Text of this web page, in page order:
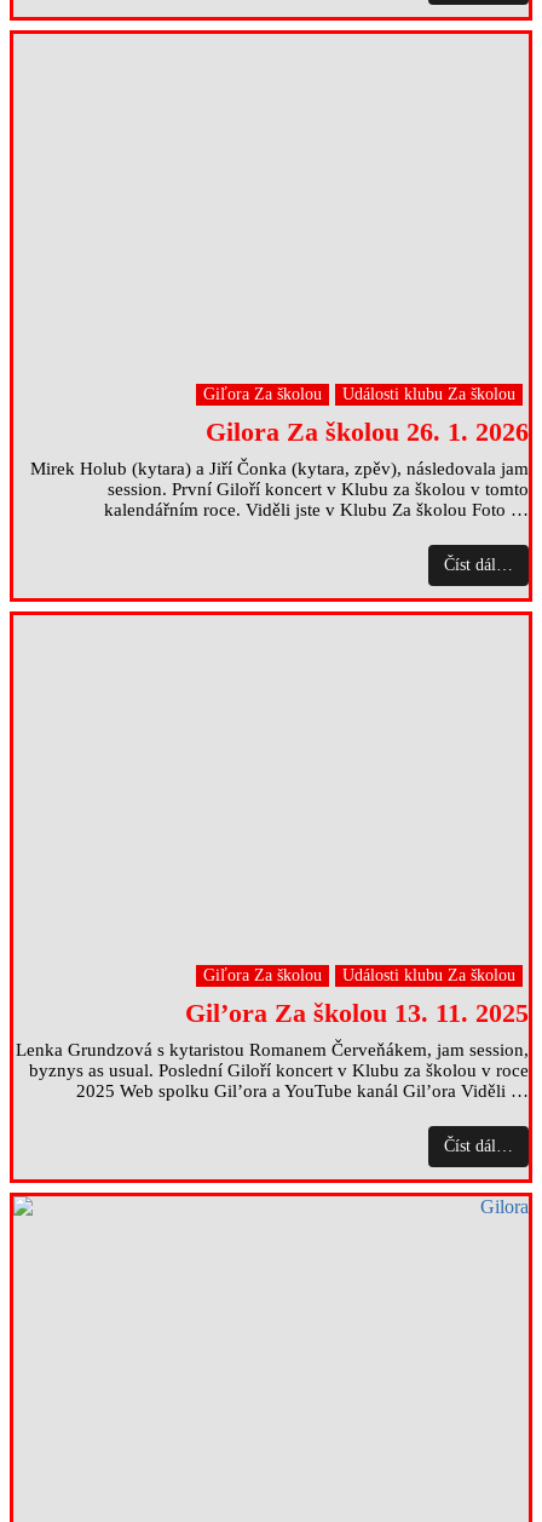
Giľora Za školou Události klubu Za školou
Gilora Za školou 26. 1. 2026
Mirek Holub (kytara) a Jiří Čonka (kytara, zpěv), následovala jam
session. První Giloří koncert v Klubu za školou v tomto
kalendářním roce. Viděli jste v Klubu Za školou Foto …
Číst dál…
Giľora Za školou Události klubu Za školou
Gil’ora Za školou 13. 11. 2025
Lenka Grundzová s kytaristou Romanem Červeňákem, jam session,
byznys as usual. Poslední Giloří koncert v Klubu za školou v roce
2025 Web spolku Gil’ora a YouTube kanál Gil’ora Viděli …
Číst dál…